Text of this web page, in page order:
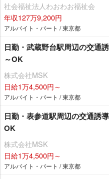
社会福祉法人わおわお福祉会
年収127万9,200円
アルバイト・パート / 東京都
日勤・武蔵野台駅周辺の交通
～OK
株式会社MSK
日給1万4,500円～
アルバイト・パート / 東京都
日勤・表参道駅周辺の交通誘
OK
株式会社MSK
日給1万4,500円～
アルバイト・パート / 東京都